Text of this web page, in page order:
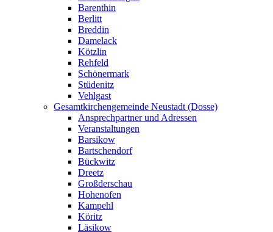
Barenthin
Berlitt
Breddin
Damelack
Kötzlin
Rehfeld
Schönermark
Stüdenitz
Vehlgast
Gesamtkirchengemeinde Neustadt (Dosse)
Ansprechpartner und Adressen
Veranstaltungen
Barsikow
Bartschendorf
Bückwitz
Dreetz
Großderschau
Hohenofen
Kampehl
Köritz
Läsikow